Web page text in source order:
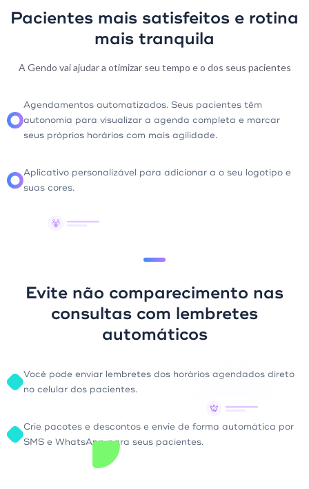
Pacientes mais satisfeitos e rotina
mais tranquila
A Gendo vai ajudar a otimizar seu tempo e o dos seus pacientes
Agendamentos automatizados. Seus pacientes têm
autonomia para visualizar a agenda completa e marcar
seus próprios horários com mais agilidade.
Aplicativo personalizável para adicionar a o seu logotipo e
suas cores.
Evite não comparecimento nas
consultas com lembretes
automáticos
Você pode enviar lembretes dos horários agendados direto
no celular dos pacientes.
Crie pacotes e descontos e envie de forma automática por
SMS e WhatsApp para seus pacientes.